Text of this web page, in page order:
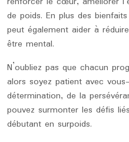
de poids. En plus des
peut également aider à
être mental.
N’oubliez pas que chacun
alors soyez patient avec
détermination, de la
pouvez surmonter les défis
débutant en surpoids.